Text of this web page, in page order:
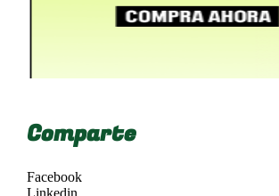
Comparte
Facebook
Linkedin